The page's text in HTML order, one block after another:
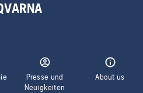
Presse und
Neuigkeiten
About us